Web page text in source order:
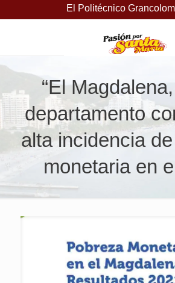
El Politécnico Grancolombiano
“El
departamento
alta incidencia
monetaria en